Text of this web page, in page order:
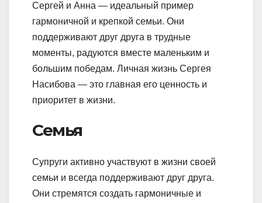
Сергей и Анна — идеальный пример
гармоничной и крепкой семьи. Они
поддерживают друг друга в трудные
моменты, радуются вместе маленьким и
большим победам. Личная жизнь Сергея
Насибова — это главная его ценность и
приоритет в жизни.
Семья
Супруги активно участвуют в жизни своей
семьи и всегда поддерживают друг друга.
Они стремятся создать гармоничные и